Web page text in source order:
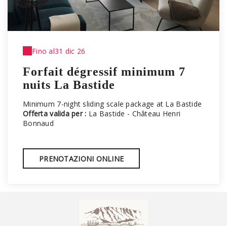
Fino al31 dic 26
Forfait dégressif minimum 7
nuits La Bastide
Minimum 7-night sliding scale package at La Bastide
Offerta valida per : La Bastide - Château Henri
Bonnaud
PRENOTAZIONI ONLINE